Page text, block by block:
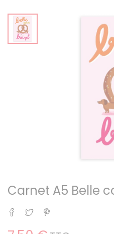
Carnet A5 Belle
Partager
Tweet